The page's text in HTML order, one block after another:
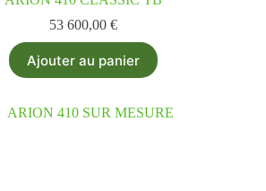
53 600,00 €
Ajouter au panier